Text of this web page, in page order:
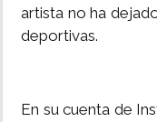
artista no ha
deportivas.
En su cuenta de